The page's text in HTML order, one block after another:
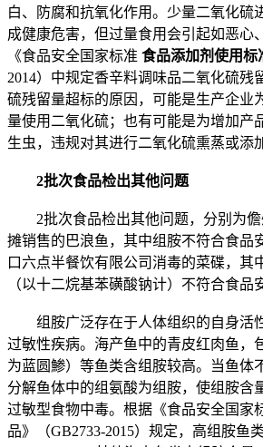
白、防腐和抗氧化作用。少量二氧化硫
成健康危害，但过量食用会引起如恶心
《食品安全国家标准 食品添加剂使用标
2014）中规定香辛料调味品二氧化硫残
硫残留量超标的原因，可能是生产企业
量使用二氧化硫；也有可能是为增加产
生虫，违规对其进行二氧化硫熏蒸或添
2批次食品检出其他问题
2批次食品检出其他问题，分别为儋
摊销售的巴浪鱼，其中组胺不符合食品
口六点半餐饮有限公司消毒的菜碟，其
（以十二烷基苯磺酸钠计）不符合食品
组胺广泛存在于人体组织的自身活
过敏性疾病。海产鱼中的青皮红肉鱼，
为蓝圆鯵）等鱼类含组胺较高。当鱼体
分解鱼体中的组氨酸为组胺，使组胺含
过敏型食物中毒。根据《食品安全国家
品》（GB2733-2015）规定，高组胺鱼